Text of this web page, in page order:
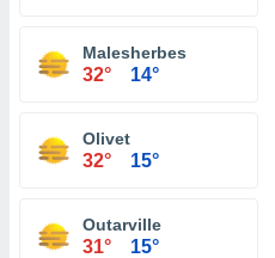
Malesherbes
32° 14°
Olivet
32° 15°
Outarville
31° 15°